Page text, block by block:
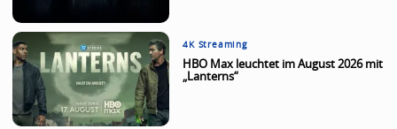
4K Streaming
HBO Max leuchtet im August 2026 mit
„Lanterns“